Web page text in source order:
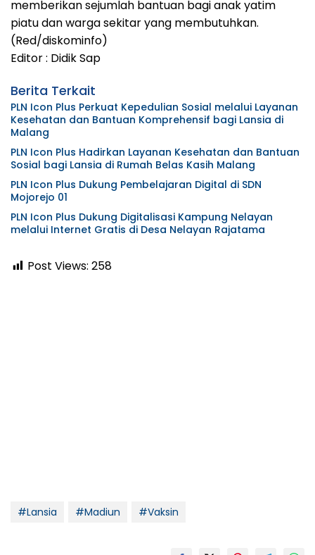
memberikan sejumlah bantuan bagi anak yatim
piatu dan warga sekitar yang membutuhkan.
(Red/diskominfo)
Editor : Didik Sap
Berita Terkait
PLN Icon Plus Perkuat Kepedulian Sosial melalui Layanan
Kesehatan dan Bantuan Komprehensif bagi Lansia di
Malang
PLN Icon Plus Hadirkan Layanan Kesehatan dan Bantuan
Sosial bagi Lansia di Rumah Belas Kasih Malang
PLN Icon Plus Dukung Pembelajaran Digital di SDN
Mojorejo 01
PLN Icon Plus Dukung Digitalisasi Kampung Nelayan
melalui Internet Gratis di Desa Nelayan Rajatama
Post Views: 258
#Lansia #Madiun #Vaksin